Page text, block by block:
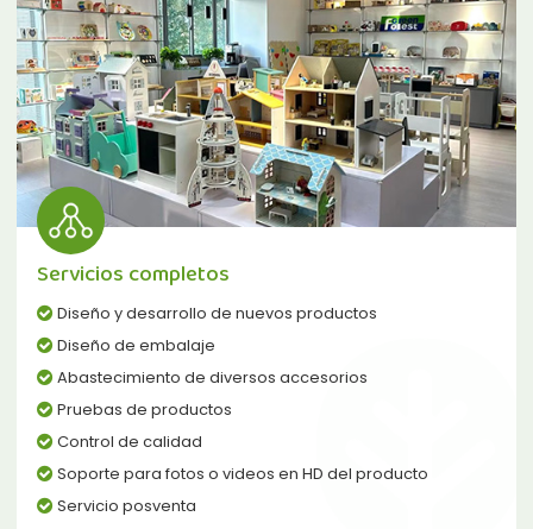
Servicios completos
Diseño y desarrollo de nuevos productos
Diseño de embalaje
Abastecimiento de diversos accesorios
Pruebas de productos
Control de calidad
Soporte para fotos o videos en HD del producto
Servicio posventa